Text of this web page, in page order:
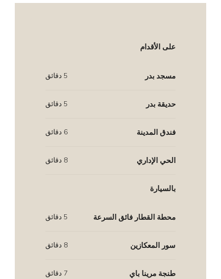
على الأقدام
مسجد بدر 5 دقائق
حديقة بدر 5 دقائق
فندق المدينة 6 دقائق
الحي الإداري 8 دقائق
بالسيارة
محطة القطار فائق السرعة 5 دقائق
سور المعكازين 8 دقائق
طنجة مرينا باي 7 دقائق